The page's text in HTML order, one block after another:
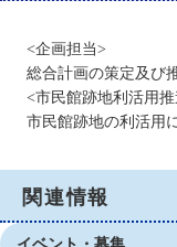
<企画担当>
総合計画の策定及び
<市民館跡地利活用
市民館跡地の利活用
関連情報
イベント・募集